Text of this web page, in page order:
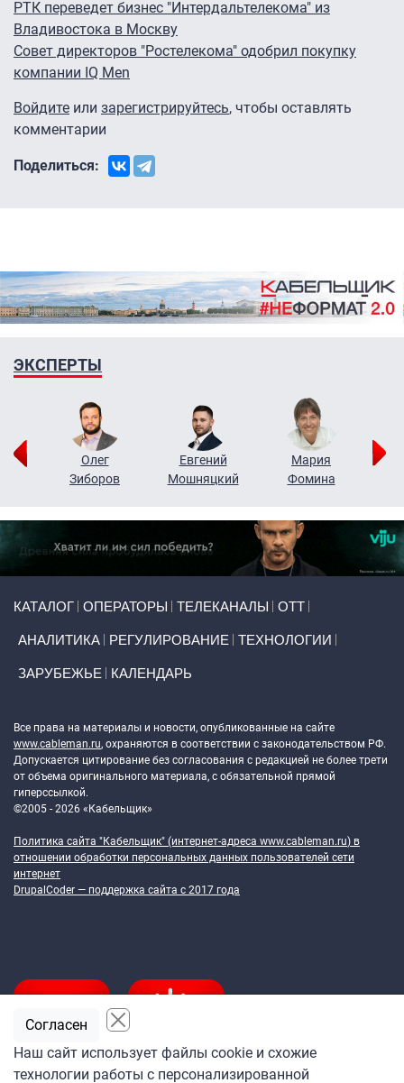
РТК переведет бизнес "Интердальтелекома" из
Владивостока в Москву
Совет директоров "Ростелекома" одобрил покупку
компании IQ Men
Войдите или зарегистрируйтесь, чтобы оставлять
комментарии
Поделиться:
ЭКСПЕРТЫ
Олег
Зиборов
Евгений
Мошняцкий
Мария
Фомина
КАТАЛОГ ОПЕРАТОРЫ ТЕЛЕКАНАЛЫ ОТТ
АНАЛИТИКА РЕГУЛИРОВАНИЕ ТЕХНОЛОГИИ
ЗАРУБЕЖЬЕ КАЛЕНДАРЬ
Все права на материалы и новости, опубликованные на сайте
www.cableman.ru, охраняются в соответствии с законодательством РФ.
Допускается цитирование без согласования с редакцией не более трети
от объема оригинального материала, с обязательной прямой
гиперссылкой.
©2005 - 2026 «Кабельщик»
Политика сайта "Кабельщик" (интернет-адреса www.cableman.ru) в
отношении обработки персональных данных пользователей сети
интернет
DrupalCoder — поддержка сайта c 2017 года
Наш сайт использует файлы cookie и схожие
технологии работы с персонализированной
Согласен